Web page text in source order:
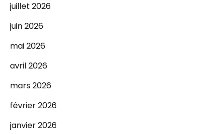
juillet 2026
juin 2026
mai 2026
avril 2026
mars 2026
février 2026
janvier 2026